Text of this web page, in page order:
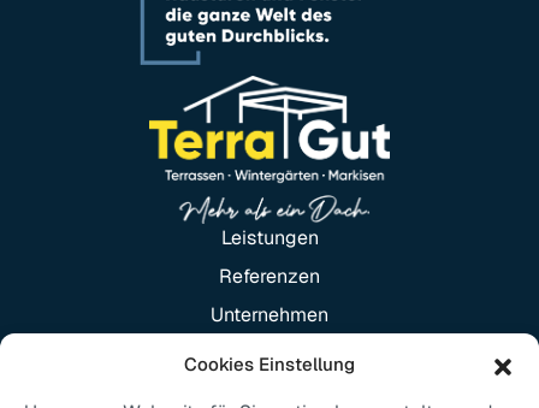
Cookies Einstellung
Leistungen
Referenzen
Unternehmen
Karriere